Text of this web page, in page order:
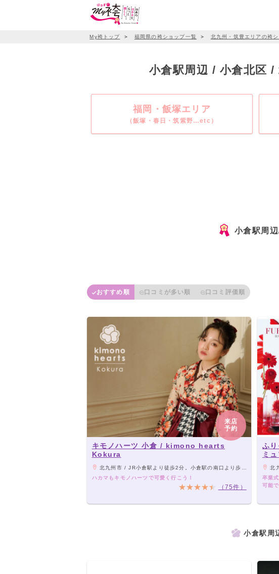
My袴トップ ＞ 福岡県の袴ショップ一覧 ＞ 北九州・筑豊エリアの袴
小倉駅周辺 / 小倉北区
福岡・飯塚エリア
（飯塚・春日・筑紫野…etc）
小倉駅周
おすすめ順 口コミが多い順 口コミ評価順
来店
予約
キモノハーツ 小倉 / kimono hearts
Kokura
北九州市 / JR小倉駅より徒歩2分。小倉駅の南口より歩道橋を進み、小倉中央商店街方向へ降りる。向かいにマクドナルドがあります。
ハカマもキモノハーツで可愛く行こう！
（75件）
ふ
ミ
北
卒業
可能で
小倉駅周